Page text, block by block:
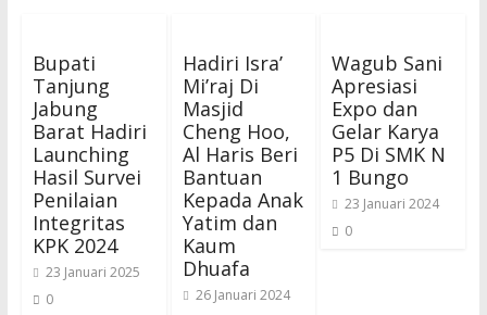
Bupati
Tanjung
Jabung
Barat Hadiri
Launching
Hasil Survei
Penilaian
Integritas
KPK 2024
23 Januari 2025
0
Hadiri Isra’
Mi’raj Di
Masjid
Cheng Hoo,
Al Haris Beri
Bantuan
Kepada Anak
Yatim dan
Kaum
Dhuafa
26 Januari 2024
Wagub Sani
Apresiasi
Expo dan
Gelar Karya
P5 Di SMK N
1 Bungo
23 Januari 2024
0